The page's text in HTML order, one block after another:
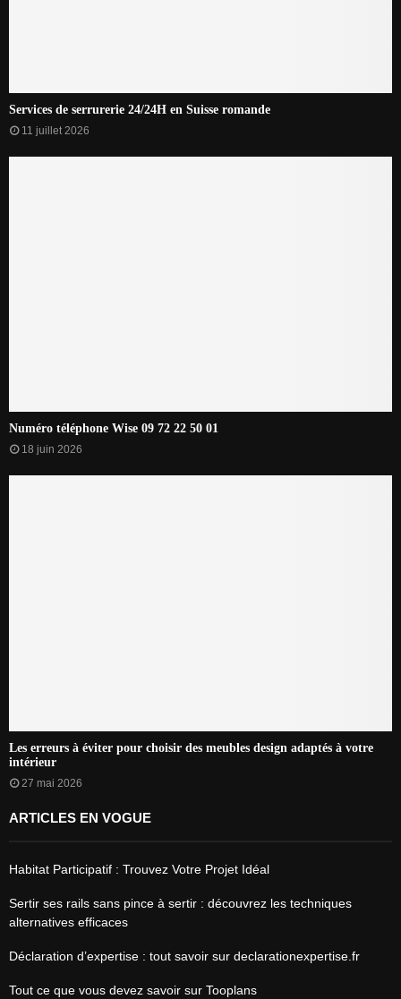
Services de serrurerie 24/24H en Suisse romande
11 juillet 2026
Numéro téléphone Wise 09 72 22 50 01
18 juin 2026
Les erreurs à éviter pour choisir des meubles design adaptés à votre
intérieur
27 mai 2026
ARTICLES EN VOGUE
Habitat Participatif : Trouvez Votre Projet Idéal
Sertir ses rails sans pince à sertir : découvrez les techniques
alternatives efficaces
Déclaration d’expertise : tout savoir sur declarationexpertise.fr
Tout ce que vous devez savoir sur Tooplans